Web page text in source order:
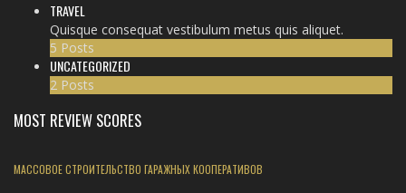
TRAVEL
Quisque consequat vestibulum metus quis aliquet.
5 Posts
UNCATEGORIZED
2 Posts
MOST REVIEW SCORES
МАССОВОЕ СТРОИТЕЛЬСТВО ГАРАЖНЫХ КООПЕРАТИВОВ